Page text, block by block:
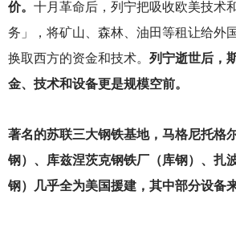
价。 十月革命后，列宁把吸收欧美技术
务」，将矿山、森林、油田等租让给外
换取西方的资金和技术。 列宁逝世后，
金、技术和设备更是规模空前。
著名的苏联三大钢铁基地，马格尼托格
钢）、库兹涅茨克钢铁厂（库钢）、扎
钢）几乎全为美国援建，其中部分设备